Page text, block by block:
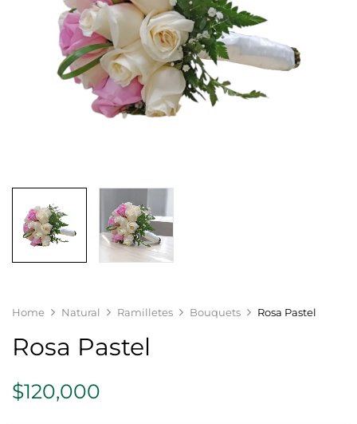
Home Natural Ramilletes Bouquets Rosa Pastel
Rosa Pastel
$120,000